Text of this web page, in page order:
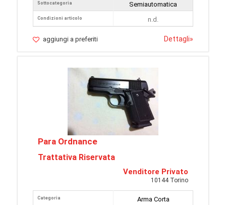
Sottocategoria
Condizioni articolo
Semiautomatica
n.d.
aggiungi a preferiti Dettagli»
Para Ordnance
Trattativa Riservata
Venditore Privato
10144 Torino
Categoria
Arma Corta